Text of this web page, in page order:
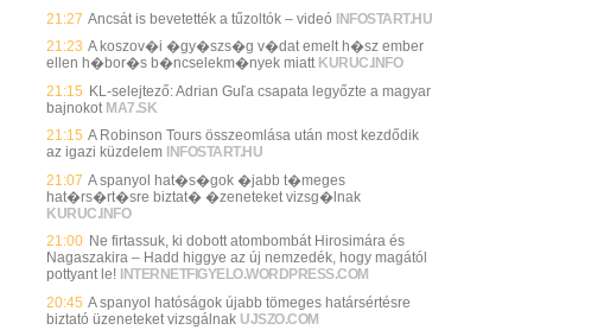
21:27 Ancsát is bevetették a tűzoltók – videó INFOSTART.HU
21:23 A koszov�i �gy�szs�g v�dat emelt h�sz ember
ellen h�bor�s b�ncselekm�nyek miatt KURUC.INFO
21:15 KL-selejtező: Adrian Guľa csapata legyőzte a magyar
bajnokot MA7.SK
21:15 A Robinson Tours összeomlása után most kezdődik
az igazi küzdelem INFOSTART.HU
21:07 A spanyol hat�s�gok �jabb t�meges
hat�rs�rt�sre biztat� �zeneteket vizsg�lnak
KURUC.INFO
21:00 Ne firtassuk, ki dobott atombombát Hirosimára és
Nagaszakira – Hadd higgye az új nemzedék, hogy magától
pottyant le! INTERNETFIGYELO.WORDPRESS.COM
20:45 A spanyol hatóságok újabb tömeges határsértésre
biztató üzeneteket vizsgálnak UJSZO.COM